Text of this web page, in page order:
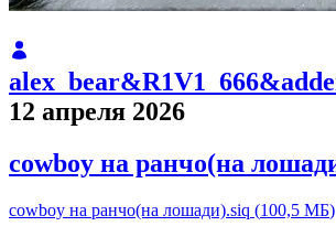
12 апреля 2026
cowboy на ранчо(на
cowboy на ранчo(на лошади).siq (100,5 МБ)